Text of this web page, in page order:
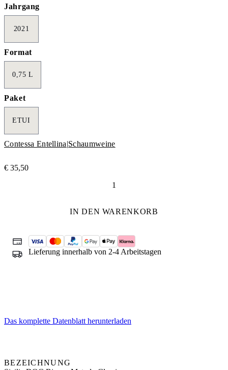
Jahrgang
2021
Format
0,75 L
Paket
ETUI
Contessa Entellina|Schaumweine
€ 35,50
IN DEN WARENKORB
Lieferung innerhalb von 2-4 Arbeitstagen
Das komplette Datenblatt herunterladen
BEZEICHNUNG